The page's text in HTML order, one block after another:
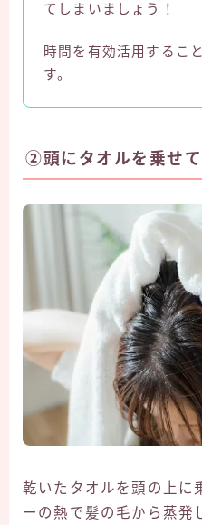
てしまいましょう！
時間を有効活用するこ
す。
②頭にタオルを乗せ
乾いたタオルを頭の上に
ーの熱で髪の毛から蒸発